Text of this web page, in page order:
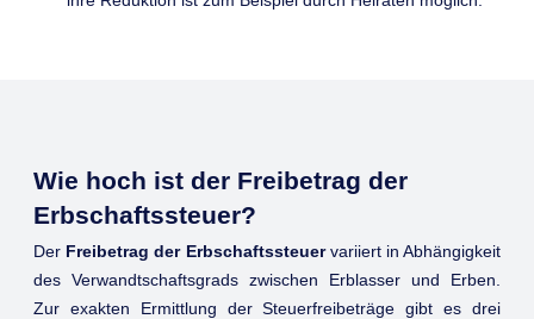
Wie hoch ist der Freibetrag der
Erbschaftssteuer?
Der Freibetrag der Erbschaftssteuervariiert in Abhängigkeit
des Verwandtschaftsgrads zwischen Erblasser und Erben.
Zur exakten Ermittlung der Steuerfreibeträge gibt es drei